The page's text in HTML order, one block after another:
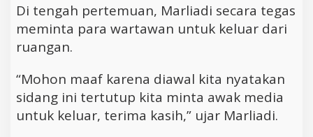
Di tengah pertemuan, Marliadi secara tegas
meminta para wartawan untuk keluar dari
ruangan.
“Mohon maaf karena diawal kita nyatakan
sidang ini tertutup kita minta awak media
untuk keluar, terima kasih,” ujar Marliadi.